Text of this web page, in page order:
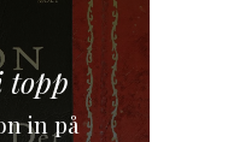
topp
in på